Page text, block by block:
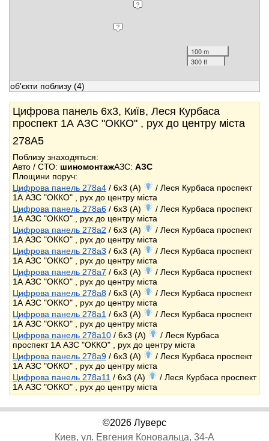
100 m
300 ft
об'єкти поблизу (4)
Цифрова панель 6x3, Київ, Леся Курбаса
проспект 1А АЗС "ОККО" , рух до центру міста
278А5
Поблизу знаходяться:
Авто / СТО: шиномонтажАЗС: АЗС
Площини поруч:
Цифрова панель 278a4 / 6x3 (A)
/ Леся Курбаса проспект
1А АЗС "ОККО" , рух до центру міста
Цифрова панель 278a6 / 6x3 (A)
/ Леся Курбаса проспект
1А АЗС "ОККО" , рух до центру міста
Цифрова панель 278a2 / 6x3 (A)
/ Леся Курбаса проспект
1А АЗС "ОККО" , рух до центру міста
Цифрова панель 278a3 / 6x3 (A)
/ Леся Курбаса проспект
1А АЗС "ОККО" , рух до центру міста
Цифрова панель 278a7 / 6x3 (A)
/ Леся Курбаса проспект
1А АЗС "ОККО" , рух до центру міста
Цифрова панель 278a8 / 6x3 (A)
/ Леся Курбаса проспект
1А АЗС "ОККО" , рух до центру міста
Цифрова панель 278a1 / 6x3 (A)
/ Леся Курбаса проспект
1А АЗС "ОККО" , рух до центру міста
Цифрова панель 278a10 / 6x3 (A)
/ Леся Курбаса
проспект 1А АЗС "ОККО" , рух до центру міста
Цифрова панель 278a9 / 6x3 (A)
/ Леся Курбаса проспект
1А АЗС "ОККО" , рух до центру міста
Цифрова панель 278a11 / 6x3 (A)
/ Леся Курбаса проспект
1А АЗС "ОККО" , рух до центру міста
©2026 Луверс
Киев, ул. Евгения Коновальца, 34-А